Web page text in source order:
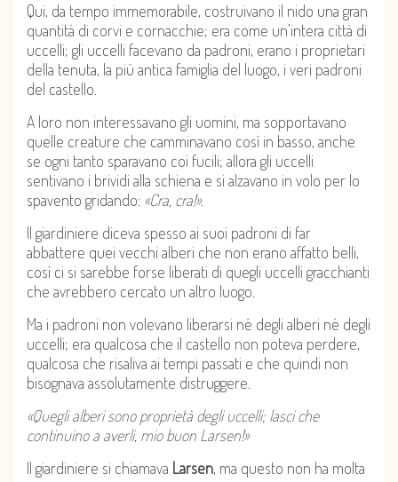
Qui, da tempo immemorabile, costruivano il nido una gran
quantità di corvi e cornacchie; era come un’intera città di
uccelli; gli uccelli facevano da padroni, erano i proprietari
della tenuta, la più antica famiglia del luogo, i veri padroni
del castello.
A loro non interessavano gli uomini, ma sopportavano
quelle creature che camminavano così in basso, anche
se ogni tanto sparavano coi fucili; allora gli uccelli
sentivano i brividi alla schiena e si alzavano in volo per lo
spavento gridando: «Cra, cra!».
Il giardiniere diceva spesso ai suoi padroni di far
abbattere quei vecchi alberi che non erano affatto belli,
così ci si sarebbe forse liberati di quegli uccelli gracchianti
che avrebbero cercato un altro luogo.
Ma i padroni non volevano liberarsi né degli alberi né degli
uccelli; era qualcosa che il castello non poteva perdere,
qualcosa che risaliva ai tempi passati e che quindi non
bisognava assolutamente distruggere.
«Quegli alberi sono proprietà degli uccelli; lasci che
continuino a averli, mio buon Larsen!»
Il giardiniere si chiamava Larsen, ma questo non ha molta